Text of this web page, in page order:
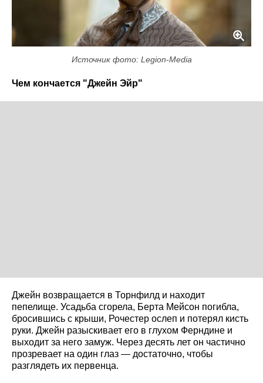
Источник фото: Legion-Media
Чем кончается "Джейн Эйр"
Джейн возвращается в Торнфилд и находит
пепелище. Усадьба сгорела, Берта Мейсон погибла,
бросившись с крыши, Рочестер ослеп и потерял кисть
руки. Джейн разыскивает его в глухом Ферндине и
выходит за него замуж. Через десять лет он частично
прозревает на один глаз — достаточно, чтобы
разглядеть их первенца.